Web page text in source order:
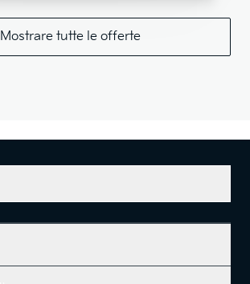
Mostrare tutte le offerte